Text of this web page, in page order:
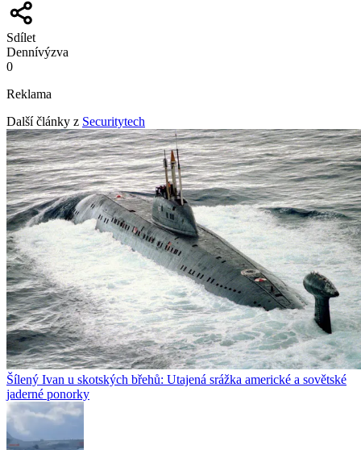
Sdílet
Dennívýzva
0
Reklama
Další články z Securitytech
Šílený Ivan u skotských břehů: Utajená srážka americké a sovětské
jaderné ponorky